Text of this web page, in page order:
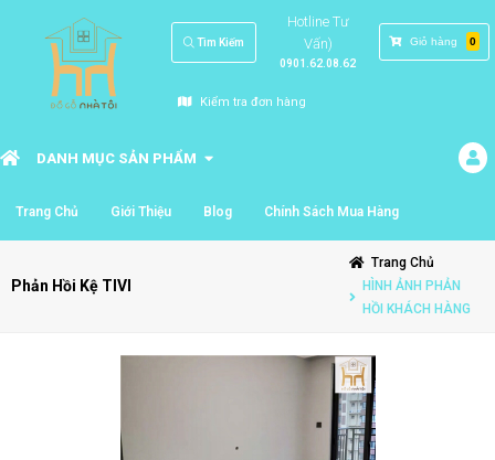
Tìm Kiếm
Hotline Tư
Vấn)
0901.62.08.62
Giỏ hàng 0
Kiểm tra đơn hàng
DANH MỤC SẢN PHẨM
Trang Chủ Giới Thiệu Blog Chính Sách Mua Hàng
Phản Hồi Kệ TIVI
Trang Chủ
HÌNH ẢNH PHẢN
HỒI KHÁCH HÀNG